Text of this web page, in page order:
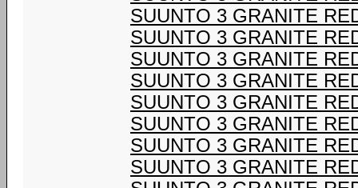
SUUNTO 3 GRANITE
SUUNTO 3 GRANITE
SUUNTO 3 GRANITE
SUUNTO 3 GRANITE
SUUNTO 3 GRANITE
SUUNTO 3 GRANITE
SUUNTO 3 GRANITE
SUUNTO 3 GRANITE